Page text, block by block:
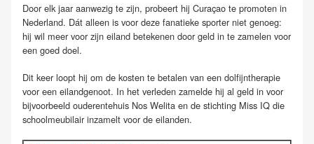
Door elk jaar aanwezig te zijn, probeert hij Curaçao te promoten in
Nederland. Dát alleen is voor deze fanatieke sporter niet genoeg:
hij wil meer voor zijn eiland betekenen door geld in te zamelen voor
een goed doel.
Dit keer loopt hij om de kosten te betalen van een dolfijntherapie
voor een eilandgenoot. In het verleden zamelde hij al geld in voor
bijvoorbeeld ouderentehuis Nos Welita en de stichting Miss IQ die
schoolmeubilair inzamelt voor de eilanden.